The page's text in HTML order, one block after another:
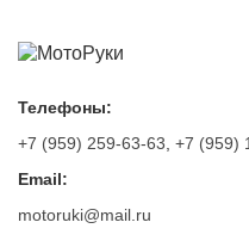
Телефоны:
+7 (959) 259-63-63 +7 (959)
Email:
motoruki@mail.ru